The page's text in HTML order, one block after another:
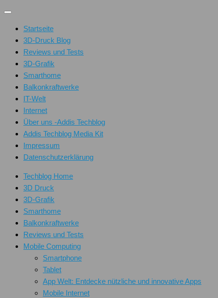
Unter
Inhalt
Startseite
3D-Druck Blog
Reviews und Tests
3D-Grafik
Smarthome
Balkonkraftwerke
IT-Welt
Internet
Über uns -Addis Techblog
Addis Techblog Media Kit
Impressum
Datenschutzerklärung
Techblog Home
3D Druck
3D-Grafik
Smarthome
Balkonkraftwerke
Reviews und Tests
Mobile Computing
Smartphone
Tablet
App Welt: Entdecke nützliche und innovative Apps
Mobile Internet